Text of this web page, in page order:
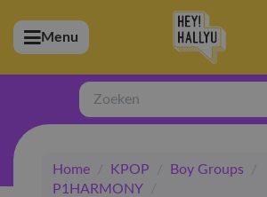
(Artiesten)
(Merchandise)
(Exclusive)
(Winkel)
Menu
Zoeken
Home / KPOP / Boy Groups
/
P1HARMONY
/